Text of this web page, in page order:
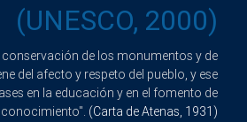
(UNESCO, 2000)
de los monumentos y de
del afecto y respeto del pueblo, y ese
en la educación y en el fomento de
(Carta de Atenas, 1931)